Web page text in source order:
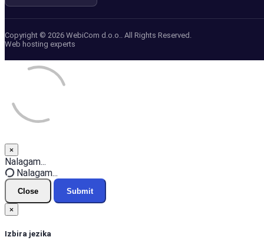
Copyright © 2026 WebiCom d.o.o.. All Rights Reserved.
Web hosting experts
×
Close
Nalagam...
Nalagam...
Close Submit
×
Izbira jezika